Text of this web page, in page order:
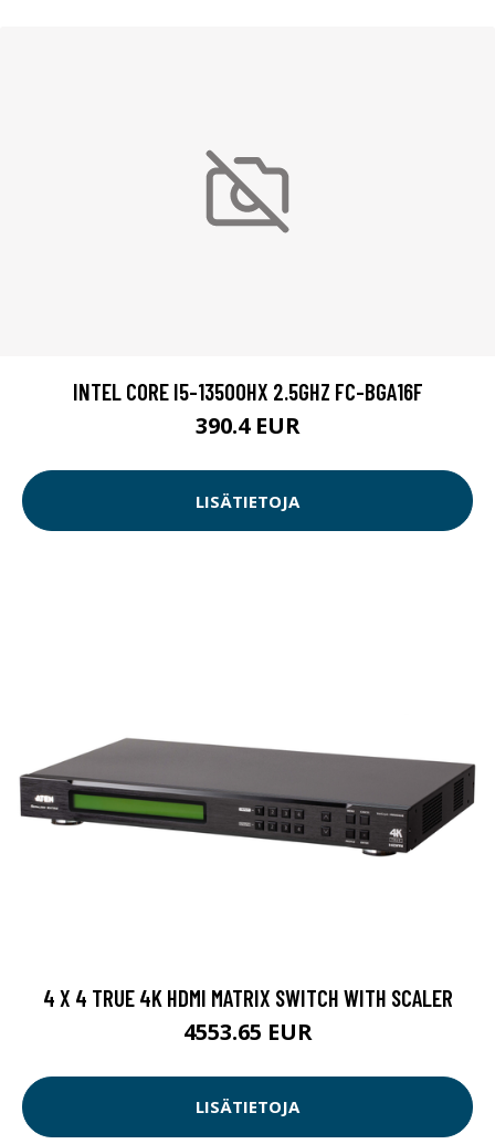
INTEL CORE I5-13500HX 2.5GHZ FC-BGA16F
390.4 EUR
LISÄTIETOJA
4 X 4 TRUE 4K HDMI MATRIX SWITCH WITH SCALER
4553.65 EUR
LISÄTIETOJA